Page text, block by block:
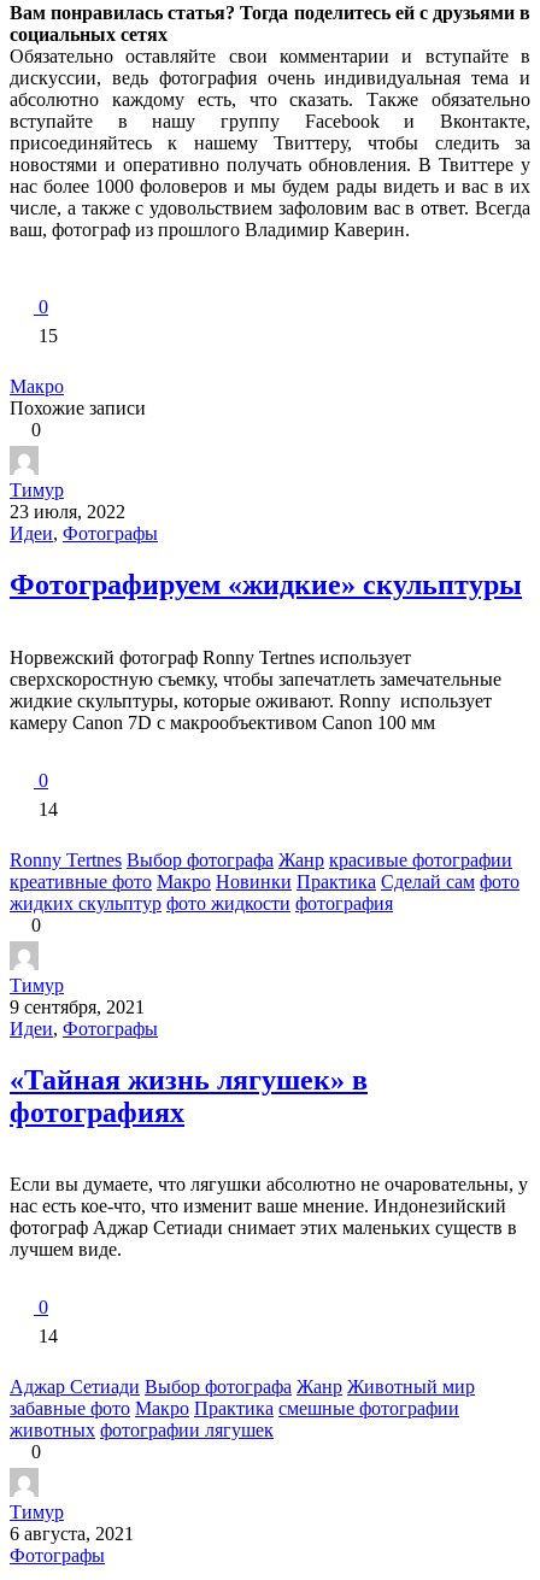
Вам понравилась статья? Тогда поделитесь ей с друзьями в
социальных сетях
Обязательно оставляйте свои комментарии и вступайте в
дискуссии, ведь фотография очень индивидуальная тема и
абсолютно каждому есть, что сказать. Также обязательно
вступайте в нашу группу Facebook и Вконтакте,
присоединяйтесь к нашему Твиттеру, чтобы следить за
новостями и оперативно получать обновления. В Твиттере у
нас более 1000 фоловеров и мы будем рады видеть и вас в их
числе, а также с удовольствием зафоловим вас в ответ. Всегда
ваш, фотограф из прошлого Владимир Каверин.
0
15
Макро
Похожие записи
0
Тимур
23 июля, 2022
Идеи, Фотографы
Фотографируем «жидкие» скульптуры
Норвежский фотограф Ronny Tertnes использует
сверхскоростную съемку, чтобы запечатлеть замечательные
жидкие скульптуры, которые оживают. Ronny использует
камеру Canon 7D с макрообъективом Canon 100 мм
0
14
Ronny Tertnes Выбор фотографа Жанр красивые фотографии
креативные фото Макро Новинки Практика Сделай сам фото
жидких скульптур фото жидкости фотография
0
Тимур
9 сентября, 2021
Идеи, Фотографы
«Тайная жизнь лягушек» в
фотографиях
Если вы думаете, что лягушки абсолютно не очаровательны, у
нас есть кое-что, что изменит ваше мнение. Индонезийский
фотограф Аджар Сетиади снимает этих маленьких существ в
лучшем виде.
0
14
Аджар Сетиади Выбор фотографа Жанр Животный мир
забавные фото Макро Практика смешные фотографии
животных фотографии лягушек
0
Тимур
6 августа, 2021
Фотографы